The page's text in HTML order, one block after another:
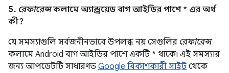
5. রেফারেন্সকলামে অ্যান্ড্রয়েড বাগ আইডির পাশে * এর অর্থ
কী?
যে সমস্যাগুলি সর্বজনীনভাবে উপলব্ধ নয় সেগুলির রেফারেন্স
কলামে Android বাগ আইডির পাশে একটি * থাকে৷ এই সমস্যার
জন্য আপডেটটি সাধারণত Google বিকাশকারী সাইট থেকে